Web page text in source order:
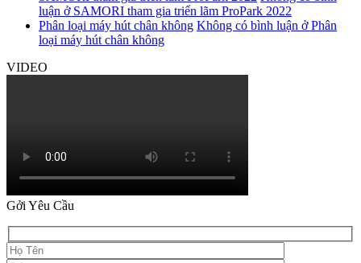
luận ở SAMORI tham gia triển lãm ProPark 2022
Phân loại máy hút chân không Không có bình luận ở Phân
loại máy hút chân không
VIDEO
Gởi Yêu Cầu